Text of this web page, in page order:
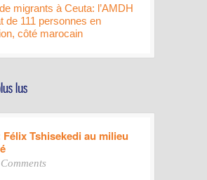
migrants à Ceuta: l’AMDH
de 111 personnes en
côté marocain
Félix Tshisekedi au milieu